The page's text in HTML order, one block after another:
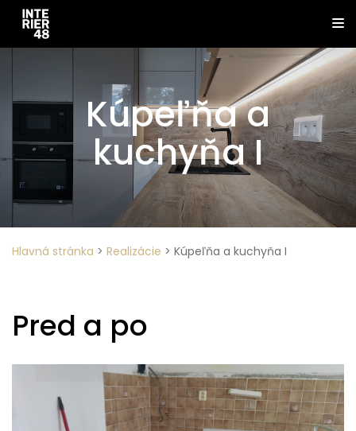
Kúpeľňa a
kuchyňa I
Hlavná stránka > Realizácie > Kúpeľňa a kuchyňa I
Pred a po